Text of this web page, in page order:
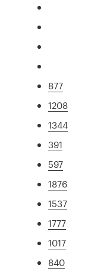
877
1208
1344
391
597
1876
1537
1777
1017
840